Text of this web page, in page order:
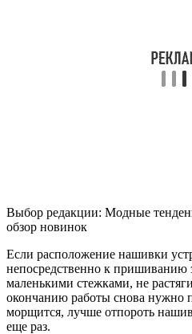
Выбор редакции: Модные
обзор новинок
Если расположение нашивки
непосредственно к
маленькими стежками, не
окончанию работы снова нужно
морщится, лучше отпороть
еще раз.